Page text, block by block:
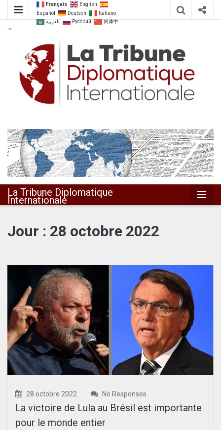
Français
English
Español
Deutsch
Italiano
العربية
Русский
简体中
文
La Tribune
Diplomatique
Internationale
La Tribune Diplomatique
Internationale
Jour : 28 octobre 2022
28 octobre 2022 No Responses
La victoire de Lula au Brésil est importante
pour le monde entier